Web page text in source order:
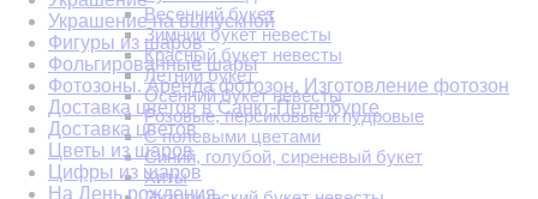
Весенний букет
Зимний букет невесты
Красный букет невесты
Летний букет
Осенний букет невесты
Розовые, персиковые и пудровые
С полевыми цветами
Синий, голубой, сиреневый букет
Хиты
Украшение на выпускной
Фигуры из шаров
Фольгированные шары
Фотозоны. Аренда фотозон. Изготовление фотозон
Доставка цветов в Санкт-Петербурге
Доставка цветов
Цветы из шаров
Цифры из шаров
На День рождения